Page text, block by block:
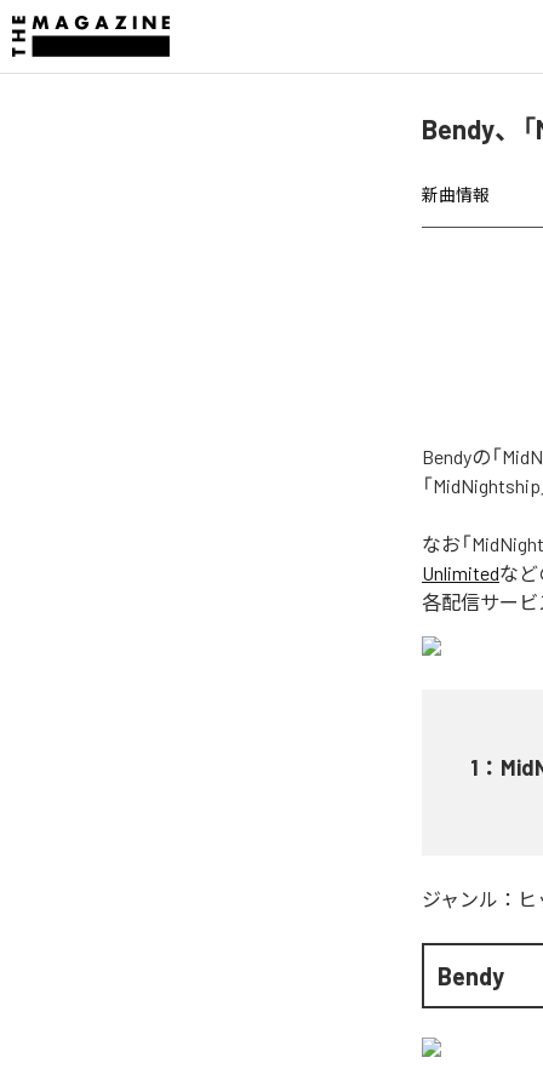
Bendy、
新曲情報
Bendyの「
「
なお「
Unlimitedなど
各配信サービ
1 ：
ジャンル：
Bendy